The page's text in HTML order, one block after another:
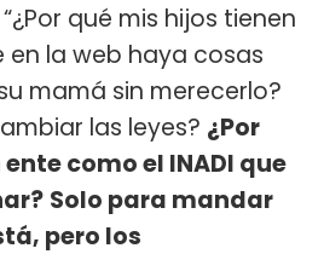
qué mis hijos tienen
la web haya cosas
mamá sin merecerlo?
las leyes? ¿Por
como el INADI que
Solo para mandar
pero los